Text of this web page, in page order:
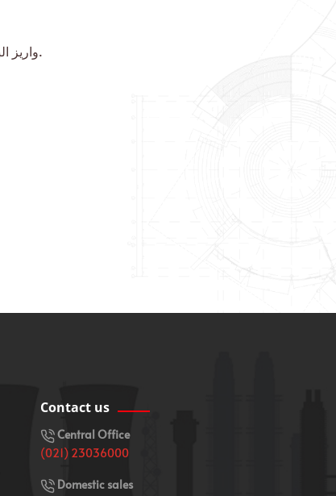
واريز الباقی وجه توسط مشتری و ارائه فيش واريزی به كارگزار خریدار(لازم به ذكر است مهلت تسويه نقدی 3 روز كاری می باشد).
Contact us
Central Office
(021) 23036000
Domestic sales